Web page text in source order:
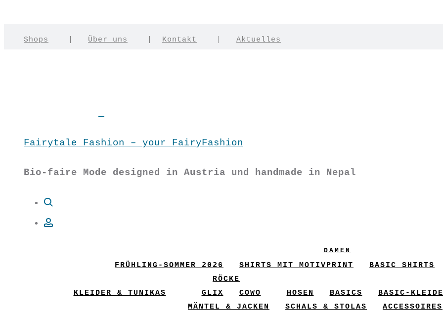
Shops Über uns Kontakt Aktuelles
Fairytale Fashion – your FairyFashion
Bio-faire Mode designed in Austria und handmade in Nepal
DAMEN
FRÜHLING-SOMMER 2026 SHIRTS MIT MOTIVPRINT BASIC SHIRTS
KLEIDER & TUNIKAS
RÖCKE
GLIX
COWO HOSEN BASICS
BASIC-
MÄNTEL & JACKEN
SCHALS & STOLAS ACCESSOIRES